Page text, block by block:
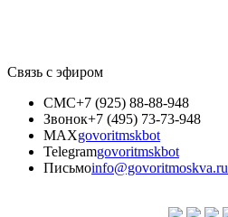
Связь с эфиром
СМС+7 (925) 88-88-948
Звонок+7 (495) 73-73-948
MAXgovoritmskbot
Telegramgovoritmskbot
Письмоinfo@govoritmoskva.ru